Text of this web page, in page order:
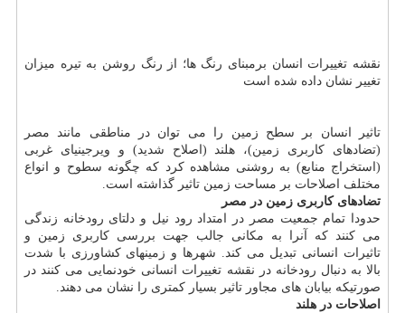
نقشه تغییرات انسان برمبنای رنگ ها؛ از رنگ روشن به تیره میزان
تغییر نشان داده شده است
تاثیر انسان بر سطح زمین را می توان در مناطقی مانند مصر
(تضادهای کاربری زمین)، هلند (اصلاح شدید) و ویرجینیای غربی
(استخراج منابع) به روشنی مشاهده کرد که چگونه سطوح و انواع
مختلف اصلاحات بر مساحت زمین تاثیر گذاشته است.
تضادهای کاربری زمین در مصر
حدودا تمام جمعیت مصر در امتداد رود نیل و دلتای رودخانه زندگی
می کنند که آنرا به مکانی جالب جهت بررسی کاربری زمین و
تاثیرات انسانی تبدیل می کند. شهرها و زمینهای کشاورزی با شدت
بالا به دنبال رودخانه در نقشه تغییرات انسانی خودنمایی می کنند در
صورتیکه بیابان های مجاور تاثیر بسیار کمتری را نشان می دهند.
اصلاحات در هلند